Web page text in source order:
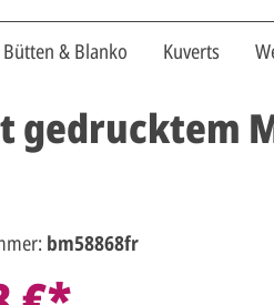
Bütten & Blanko Kuverts
gedrucktem
bm58868fr